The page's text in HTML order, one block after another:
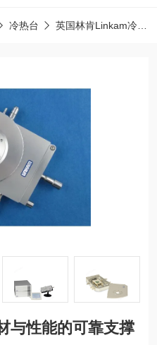
冷热台 英国林肯Linkam冷热台
与性能的可靠支撑